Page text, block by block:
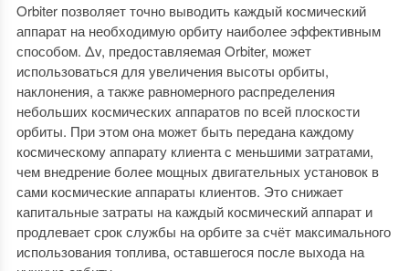
Orbiter позволяет точно выводить каждый космический
аппарат на необходимую орбиту наиболее эффективным
способом. Δv, предоставляемая Orbiter, может
использоваться для увеличения высоты орбиты,
наклонения, а также равномерного распределения
небольших космических аппаратов по всей плоскости
орбиты. При этом она может быть передана каждому
космическому аппарату клиента с меньшими затратами,
чем внедрение более мощных двигательных установок в
сами космические аппараты клиентов. Это снижает
капитальные затраты на каждый космический аппарат и
продлевает срок службы на орбите за счёт максимального
использования топлива, оставшегося после выхода на